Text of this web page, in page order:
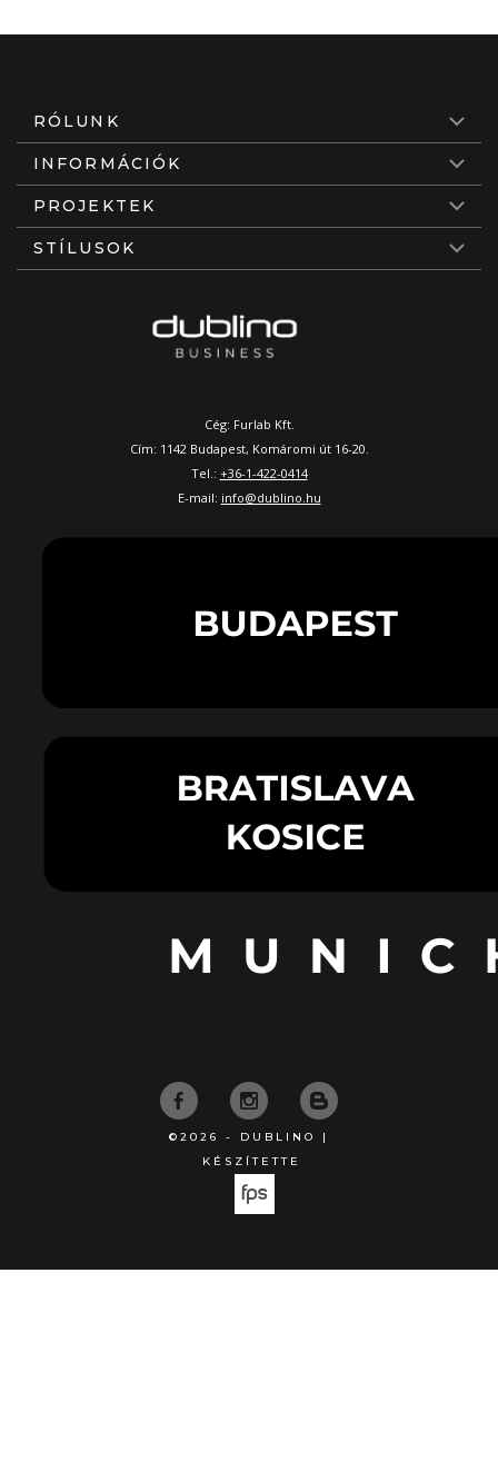
RÓLUNK
INFORMÁCIÓK
PROJEKTEK
STÍLUSOK
Cég: Furlab Kft.
Cím: 1142 Budapest, Komáromi út 16-20.
Tel.: +36-1-422-0414
E-mail: info@dublino.hu
©2026 - DUBLINO |
KÉSZÍTETTE